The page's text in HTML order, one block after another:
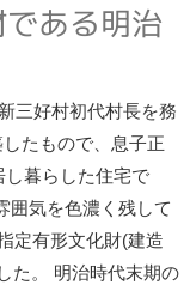
ある明治
三好村初代村長を務
たもので、息子正
暮らした住宅で
囲気を色濃く残して
定有形文化財(建造
た。 明治時代末期の